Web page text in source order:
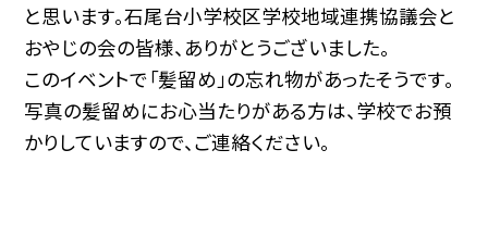
と思います。石尾台小学校区学校地域連携協議会と
おやじの会の皆様、ありがとうございました。
このイベントで「髪留め」の忘れ物があったそうです。
写真の髪留めにお心当たりがある方は、学校でお預
かりしていますので、ご連絡ください。